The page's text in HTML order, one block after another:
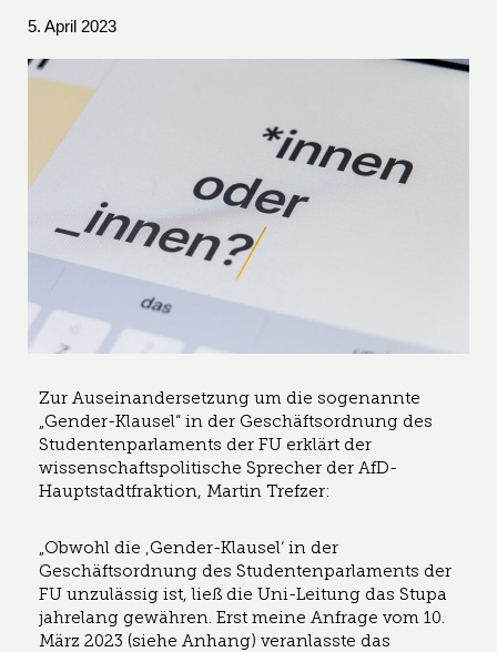
5. April 2023
Zur Auseinandersetzung um die sogenannte
„Gender-Klausel“ in der Geschäftsordnung des
Studentenparlaments der FU erklärt der
wissenschaftspolitische Sprecher der AfD-
Hauptstadtfraktion, Martin Trefzer:
„Obwohl die ‚Gender-Klausel‘ in der
Geschäftsordnung des Studentenparlaments der
FU unzulässig ist, ließ die Uni-Leitung das Stupa
jahrelang gewähren. Erst meine Anfrage vom 10.
März 2023 (siehe Anhang) veranlasste das